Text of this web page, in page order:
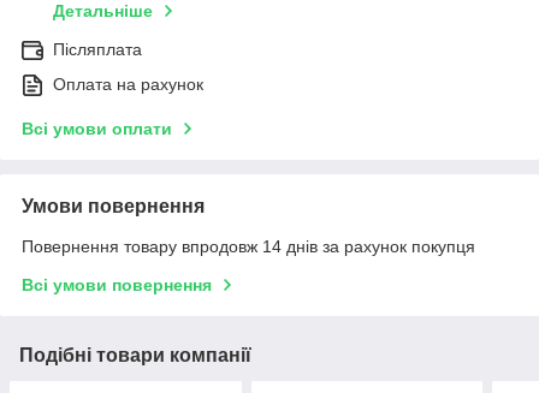
Детальніше
Післяплата
Оплата на рахунок
Всі умови оплати
Умови повернення
Повернення товару впродовж 14 днів за рахунок покупця
Всі умови повернення
Подібні товари компанії